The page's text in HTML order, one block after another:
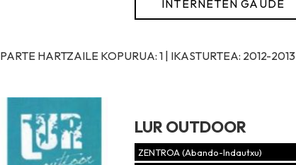
INTERNETEN GAUDE
PARTE HARTZAILE KOPURUA: 1 | IKASTURTEA: 2012-2013
LUR OUTDOOR
ZENTROA (Abando-Indautxu)